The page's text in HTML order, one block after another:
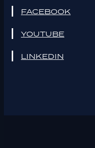
FACEBOOK
YOUTUBE
LINKEDIN